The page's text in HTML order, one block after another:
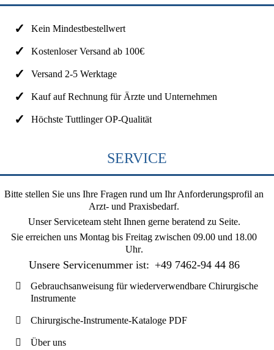
Kein Mindestbestellwert
Kostenloser Versand ab 100€
Versand 2-5 Werktage
Kauf auf Rechnung für Ärzte und Unternehmen
Höchste Tuttlinger OP-Qualität
SERVICE
Bitte stellen Sie uns Ihre Fragen rund um Ihr Anforderungsprofil an
Arzt- und Praxisbedarf.
Unser Serviceteam steht Ihnen gerne beratend zu Seite.
Sie erreichen uns Montag bis Freitag zwischen 09.00 und 18.00
Uhr.
Unsere Servicenummer ist: +49 7462-94 44 86
Gebrauchsanweisung für wiederverwendbare Chirurgische
Instrumente
Chirurgische-Instrumente-Kataloge PDF
Über uns